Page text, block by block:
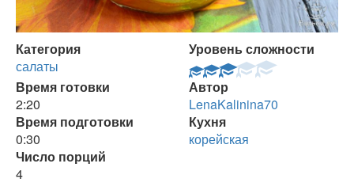
Категория
салаты
Уровень сложности
Время готовки
2:20
Автор
LenaKalinina70
Время подготовки
0:30
Кухня
корейская
Число порций
4